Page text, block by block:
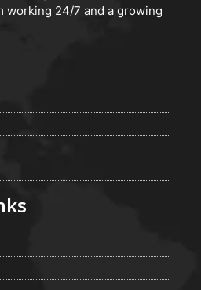
working 24/7 and a growing